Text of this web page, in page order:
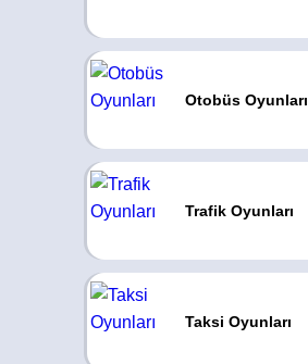
Otobüs Oyunları
Trafik Oyunları
Taksi Oyunları